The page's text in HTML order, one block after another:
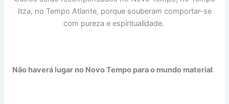
Itza, no Tempo Atlante, porque souberam comportar-se
com pureza e espiritualidade.
Não haverá lugar no Novo Tempo para o mundo material.